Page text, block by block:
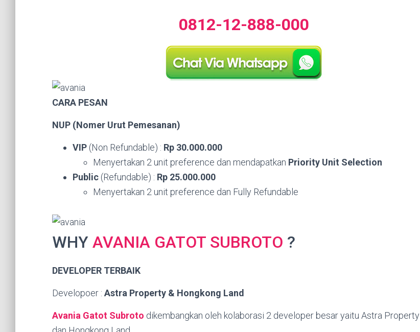
0812-12-888-000
CARA PESAN
NUP (Nomer Urut Pemesanan)
VIP (Non Refundable) : Rp 30.000.000
Menyertakan 2 unit preference dan mendapatkan Priority Unit Selection
Public (Refundable) : Rp 25.000.000
Menyertakan 2 unit preference dan Fully Refundable
WHY AVANIA GATOT SUBROTO ?
DEVELOPER TERBAIK
Developoer : Astra Property & Hongkong Land
Avania Gatot Subroto dikembangkan oleh kolaborasi 2 developer besar yaitu Astra Property